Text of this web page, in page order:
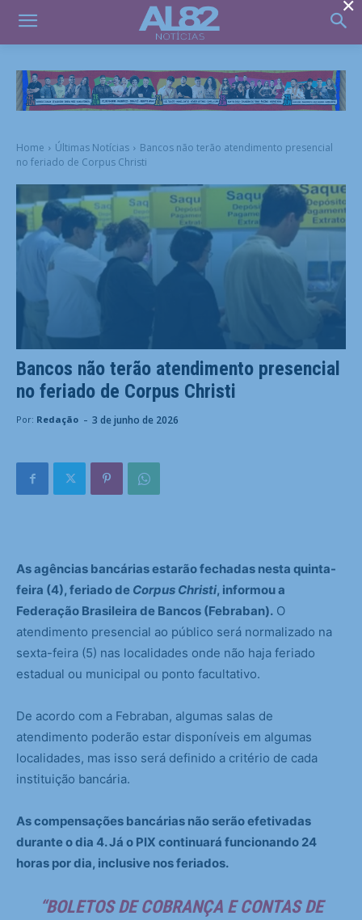
Home Últimas Notícias
Bancos não terão atendimento presencial
no feriado de Corpus Christi
Bancos não terão atendimento presencial
no feriado de Corpus Christi
Por: Redação - 3 de junho de 2026
As agências bancárias estarão fechadas nesta quinta-
feira (4), feriado de Corpus Christi, informou a
Federação Brasileira de Bancos (Febraban). O
atendimento presencial ao público será normalizado na
sexta-feira (5) nas localidades onde não haja feriado
estadual ou municipal ou ponto facultativo.
De acordo com a Febraban, algumas salas de
atendimento poderão estar disponíveis em algumas
localidades, mas isso será definido a critério de cada
instituição bancária.
As compensações bancárias não serão efetivadas
durante o dia 4. Já o PIX continuará funcionando 24
horas por dia, inclusive nos feriados.
“BOLETOS DE COBRANÇA E CONTAS DE